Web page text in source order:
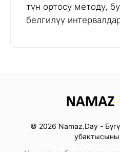
түн ортосу методу,
белгилүү
© 2026 Namaz.Day -